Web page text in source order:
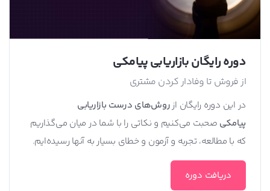
دوره رایگان بازاریابی پیامکی
از فروش تا وفادار کردن مشتری
در این دوره رایگان ازروش‌های درست بازاریابی
پیامکی صحبت ‌می‌کنیم و نکاتی را با شما در میان ‌می‌گذاریم
که با مطالعه، تجربه و آزمون و خطای بسیار به آنها رسیده‌ایم.
دریافت دوره